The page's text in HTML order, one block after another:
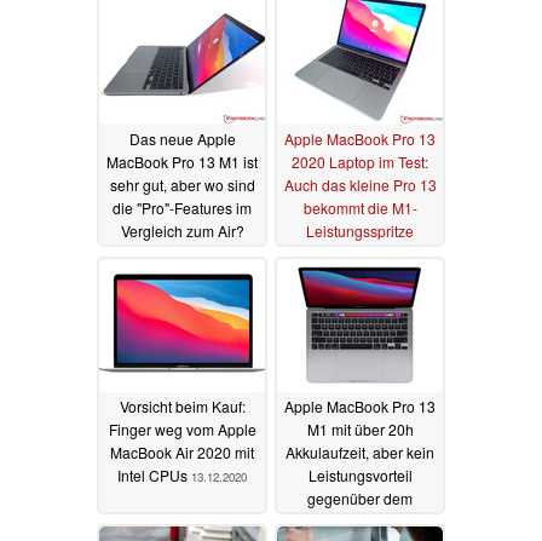
Das neue Apple
MacBook Pro 13 M1 ist
sehr gut, aber wo sind
die "Pro"-Features im
Vergleich zum Air?
Apple MacBook Pro 13
2020 Laptop im Test:
Auch das kleine Pro 13
bekommt die M1-
Leistungsspritze
Vorsicht beim Kauf:
Finger weg vom Apple
MacBook Air 2020 mit
Intel CPUs 13.12.2020
Apple MacBook Pro 13
M1 mit über 20h
Akkulaufzeit, aber kein
Leistungsvorteil
gegenüber dem
MacBook Air07.12.2020